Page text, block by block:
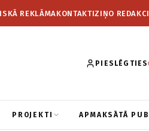
REKLĀMAKONTAKTIZIŅO
PIESLĒGTIES
PROJEKTI APMAKSĀTĀ